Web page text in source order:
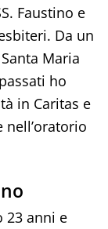
Faustino e
Da un
Maria
ho
in Caritas e
nell’oratorio
23 anni e